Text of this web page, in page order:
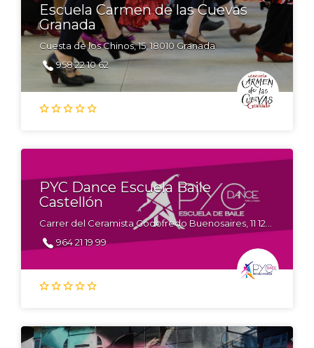
Escuela Carmen de las Cuevas
Granada
Cuesta de los Chinos, 15, 18010 Granada
958 22 10 62
PYC Dance Escuela Baile
Castellón
Carrer del Ceramista Godofredo Buenosaires, 11 12005 Castellón
964 21 19 99